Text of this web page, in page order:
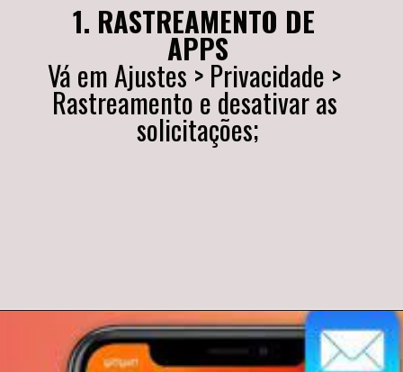
1. RASTREAMENTO DE
APPS
Vá em Ajustes > Privacidade >
Rastreamento e desativar as
solicitações;